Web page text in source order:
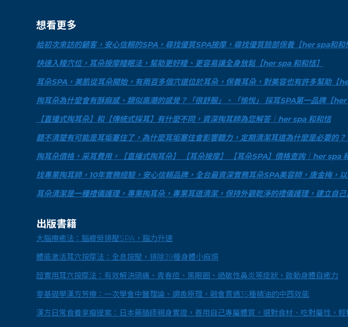
想看更多
給初次來訪的顧客，安心信賴的SPA，尋找優質SPA按摩，尋找優質臉部保養【her spa和和
快速入睡穴位，耳朵按摩睡眠法，幫助更好睡、更容易讓全身放鬆【her spa 和和恬】
耳朵SPA，美肌從耳朵開始，有兩百多個穴道位於耳朵，保養耳朵，對美容也有許多幫助【
掏耳朵為什麼會有酥麻感、類似高潮的感覺？「很舒服」、「愉悅」 採耳SPA第一品牌【her
【直播式掏耳朵】和【傳統式採耳】有什麼不同，資深掏耳師為您解答｜her spa 和和恬
聽不清楚有可能是耳垢塞住了，為什麼耳垢塞住會影響聽力，定期清潔耳道為什麼是必要的
掏耳朵價格，采耳費用，【直播式掏耳朵】 【耳朵按摩】 【耳朵SPA】價格查詢｜her spa
找專業掏耳師，10年實務經驗，安心信賴品牌，全台最資深實務耳朵SPA美容師，唐金梅，
耳朵清潔是一種禮儀護理，專業掏耳朵，專業耳道清潔，保持外觀乾淨的禮儀護理，建立自
出版書籍
大腦療癒法：腦疲勞排壓SPA，腦力升速
體能激活耳穴按摩法：全息按壓，排除39種身體小麻煩
超實用耳穴按摩法：有效解決頭痛、青春痘、黑眼圈、過敏性鼻炎等症狀，啟動身體自癒力
零基礎學漢方芳療：一次學會中醫理論、調香原理，融會貫通35種精油的中西效能
漢方日常食養享瘦提案：日本藥膳師親身實證，善用自己專屬體質，選對食材、吃對屬性，輕